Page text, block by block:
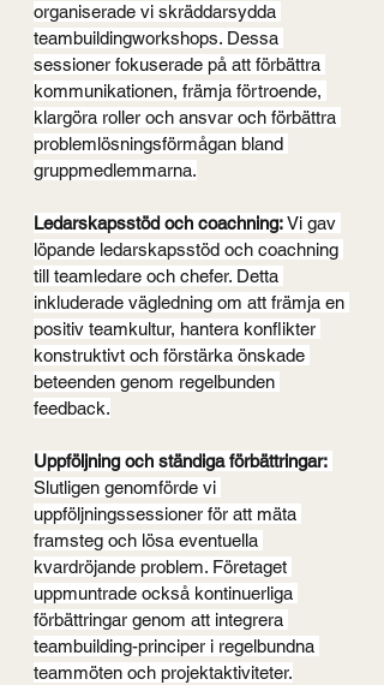
organiserade vi skräddarsydda
teambuildingworkshops. Dessa
sessioner fokuserade på att förbättra
kommunikationen, främja förtroende,
klargöra roller och ansvar och förbättra
problemlösningsförmågan bland
gruppmedlemmarna.
Ledarskapsstöd och coachning: Vi gav
löpande ledarskapsstöd och coachning
till teamledare och chefer. Detta
inkluderade vägledning om att främja en
positiv teamkultur, hantera konflikter
konstruktivt och förstärka önskade
beteenden genom regelbunden
feedback.
Uppföljning och ständiga förbättringar:
Slutligen genomförde vi
uppföljningssessioner för att mäta
framsteg och lösa eventuella
kvardröjande problem. Företaget
uppmuntrade också kontinuerliga
förbättringar genom att integrera
teambuilding-principer i regelbundna
teammöten och projektaktiviteter.